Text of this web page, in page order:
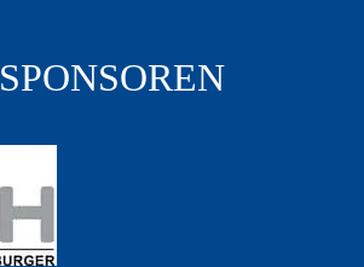
SPONSOREN